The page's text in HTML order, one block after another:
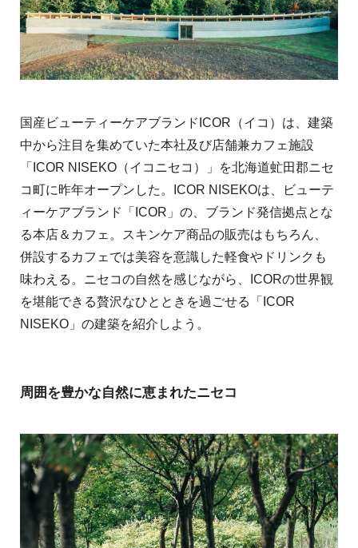
国産ビューティーケアブランドICOR（イコ）は、建築
中から注⽬を集めていた本社及び店舗兼カフェ施設
「ICOR NISEKO（イコニセコ）」を北海道虻⽥郡ニセ
コ町に昨年オープンした。ICOR NISEKOは、ビューテ
ィーケアブランド「ICOR」の、ブランド発信拠点とな
る本店＆カフェ。スキンケア商品の販売はもちろん、
併設するカフェでは美容を意識した軽⾷やドリンクも
味わえる。ニセコの⾃然を感じながら、ICORの世界観
を堪能できる贅沢なひとときを過ごせる「ICOR
NISEKO」の建築を紹介しよう。
周囲を豊かな自然に恵まれたニセコ